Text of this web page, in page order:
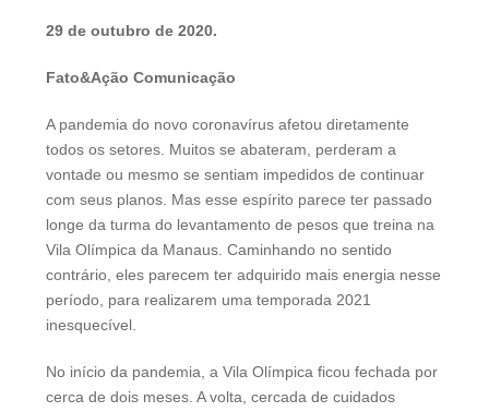
29 de outubro de 2020.
Fato&Ação Comunicação
A pandemia do novo coronavírus afetou diretamente
todos os setores. Muitos se abateram, perderam a
vontade ou mesmo se sentiam impedidos de continuar
com seus planos. Mas esse espírito parece ter passado
longe da turma do levantamento de pesos que treina na
Vila Olímpica da Manaus. Caminhando no sentido
contrário, eles parecem ter adquirido mais energia nesse
período, para realizarem uma temporada 2021
inesquecível.
No início da pandemia, a Vila Olímpica ficou fechada por
cerca de dois meses. A volta, cercada de cuidados